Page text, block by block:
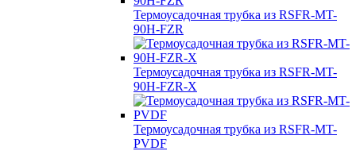
Термоусадочная трубка из RSFR-MT-
90H-FZR
Термоусадочная трубка из RSFR-MT-
90H-FZR-X
Термоусадочная трубка из RSFR-MT-
PVDF